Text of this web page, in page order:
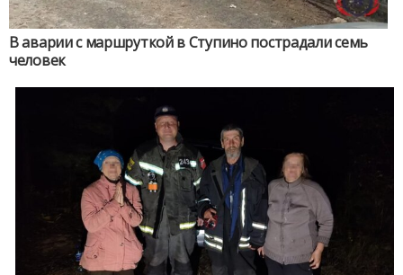
В аварии с маршруткой в Ступино пострадали семь
человек